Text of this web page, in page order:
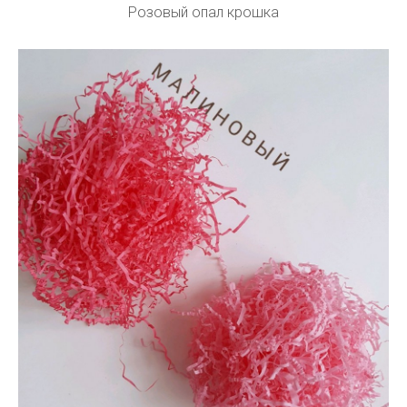
Розовый опал крошка